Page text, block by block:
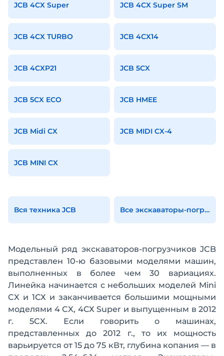
JCB 4CX Super JCB 4CX Super SM
JCB 4CX TURBO JCB 4CX14
JCB 4CXP21 JCB 5CX
JCB 5CX ECO JCB HMEE
JCB Midi CX JCB MIDI CX-4
JCB MINI CX
Вся техника JCB Все экскаваторы-погрузчики
Модельный ряд экскаваторов-погрузчиков JCB
представлен 10-ю базовыми моделями машин,
выполненных в более чем 30 вариациях.
Линейка начинается с небольших моделей Mini
CX и 1СХ и заканчивается большими мощными
моделями 4 CX, 4СХ Super и выпущенным в 2012
г. 5CX. Если говорить о машинах,
представленных до 2012 г., то их мощность
варьируется от 15 до 75 кВт, глубина копания — в